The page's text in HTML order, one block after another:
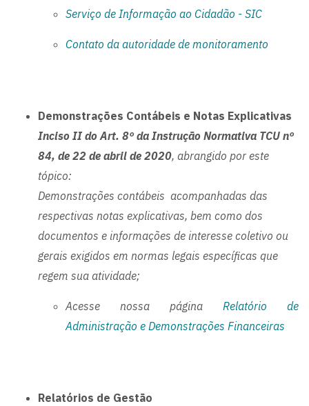
Serviço de Informação ao Cidadão - SIC
Contato da autoridade de monitoramento
Demonstrações Contábeis e Notas Explicativas
Inciso II do Art. 8º da Instrução Normativa TCU nº
84, de 22 de abril de 2020, abrangido por este
tópico:
Demonstrações contábeis acompanhadas das
respectivas notas explicativas, bem como dos
documentos e informações de interesse coletivo ou
gerais exigidos em normas legais específicas que
regem sua atividade;
Acesse nossa página Relatório de
Administração e Demonstrações Financeiras
Relatórios de Gestão